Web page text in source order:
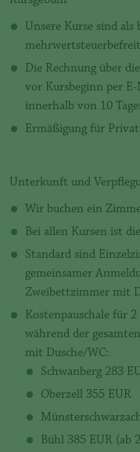
Unsere Kurse sind
Die Rechnung über
vor Kursbeginn per
innerhalb von 10
Ermäßigung für
Unterkunft und
Wir buchen ein
Bei allen Kursen ist
Standard sind
gemeinsamer
Zweibettzimmer mit
Kostenpauschale für
während der
mit Dusche/WC:
Schwanberg 283
Oberzell 355 EUR
Bühl 385 EUR (ab